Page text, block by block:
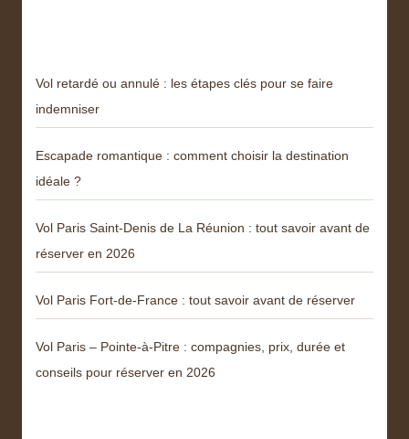
Vol retardé ou annulé : les étapes clés pour se faire
indemniser
Escapade romantique : comment choisir la destination
idéale ?
Vol Paris Saint-Denis de La Réunion : tout savoir avant de
réserver en 2026
Vol Paris Fort-de-France : tout savoir avant de réserver
Vol Paris – Pointe-à-Pitre : compagnies, prix, durée et
conseils pour réserver en 2026